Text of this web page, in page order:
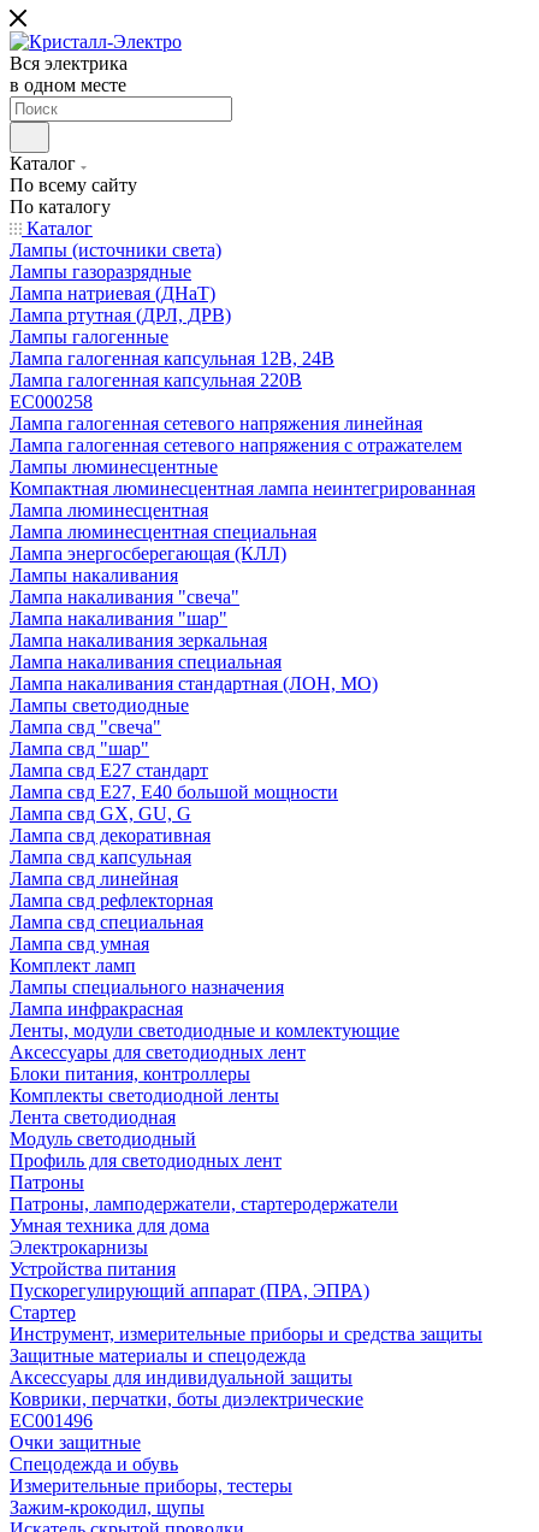
Вся электрика
в одном месте
Каталог
По всему сайту
По каталогу
Каталог
Лампы (источники света)
Лампы газоразрядные
Лампа натриевая (ДНаТ)
Лампа ртутная (ДРЛ, ДРВ)
Лампы галогенные
Лампа галогенная капсульная 12В, 24В
Лампа галогенная капсульная 220В
EC000258
Лампа галогенная сетевого напряжения линейная
Лампа галогенная сетевого напряжения с отражателем
Лампы люминесцентные
Компактная люминесцентная лампа неинтегрированная
Лампа люминесцентная
Лампа люминесцентная специальная
Лампа энергосберегающая (КЛЛ)
Лампы накаливания
Лампа накаливания "свеча"
Лампа накаливания "шар"
Лампа накаливания зеркальная
Лампа накаливания специальная
Лампа накаливания стандартная (ЛОН, МО)
Лампы светодиодные
Лампа свд "свеча"
Лампа свд "шар"
Лампа свд E27 стандарт
Лампа свд E27, Е40 большой мощности
Лампа свд GX, GU, G
Лампа свд декоративная
Лампа свд капсульная
Лампа свд линейная
Лампа свд рефлекторная
Лампа свд специальная
Лампа свд умная
Комплект ламп
Лампы специального назначения
Лампа инфракрасная
Ленты, модули светодиодные и комлектующие
Аксессуары для светодиодных лент
Блоки питания, контроллеры
Комплекты светодиодной ленты
Лента светодиодная
Модуль светодиодный
Профиль для светодиодных лент
Патроны
Патроны, ламподержатели, стартеродержатели
Умная техника для дома
Электрокарнизы
Устройства питания
Пускорегулирующий аппарат (ПРА, ЭПРА)
Стартер
Инструмент, измерительные приборы и средства защиты
Защитные материалы и спецодежда
Аксессуары для индивидуальной защиты
Коврики, перчатки, боты диэлектрические
EC001496
Очки защитные
Спецодежда и обувь
Измерительные приборы, тестеры
Зажим-крокодил, щупы